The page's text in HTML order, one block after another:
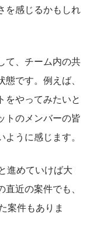
を感じるかもしれ
て、チーム内の共
です。例えば、
をやってみたいと
トのメンバーの皆
うに感じます。
進めていけば大
近の案件でも、
案件もありま